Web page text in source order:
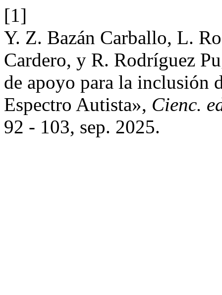
[1]
Y. Z. Bazán Carballo, L.
Cardero, y R. Rodríguez
de apoyo para la inclusión
Espectro Autista», Cienc.
92 - 103, sep. 2025.